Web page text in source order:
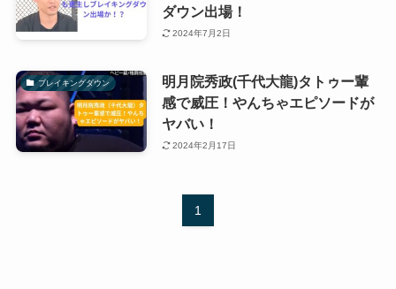
ダウン出場！
2024年7月2日
ブレイキングダウン
明月院秀政(千代大龍)タトゥー輩
感で威圧！やんちゃエピソードが
ヤバい！
2024年2月17日
1